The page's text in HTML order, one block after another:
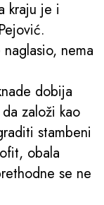
kraju je i
nema
dobija
založi kao
stambeni
obala
se ne